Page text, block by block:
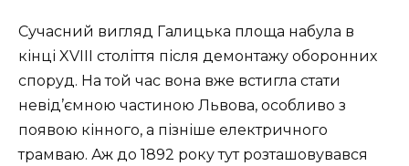
Сучасний вигляд Галицька площа набула в
кінці XVIII століття після демонтажу оборонних
споруд. На той час вона вже встигла стати
невід’ємною частиною Львова, особливо з
появою кінного, а пізніше електричного
трамваю. Аж до 1892 року тут розташовувався